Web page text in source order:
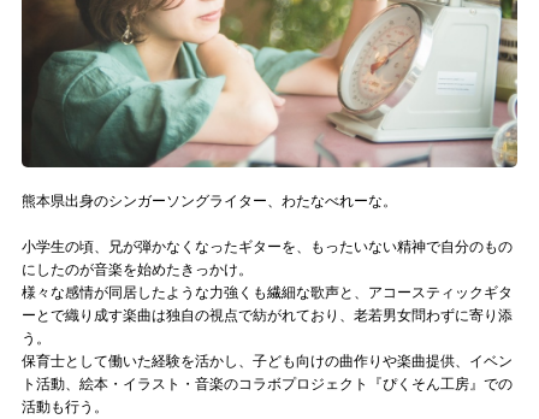
muevoコミュニティ
ぶいクラ！by muevo
ぶいコミュ！by muevo
ぶいマガ！ by muevo
Follow us
Official SNS
熊本県出身のシンガーソングライター、わたなべれーな。
小学生の頃、兄が弾かなくなったギターを、もったいない精神で自分のもの
にしたのが音楽を始めたきっかけ。
様々な感情が同居したような力強くも繊細な歌声と、アコースティックギタ
ーとで織り成す楽曲は独自の視点で紡がれており、老若男女問わずに寄り添
う。
保育士として働いた経験を活かし、子ども向けの曲作りや楽曲提供、イベン
ト活動、絵本・イラスト・音楽のコラボプロジェクト『ぴくそん工房』での
活動も行う。